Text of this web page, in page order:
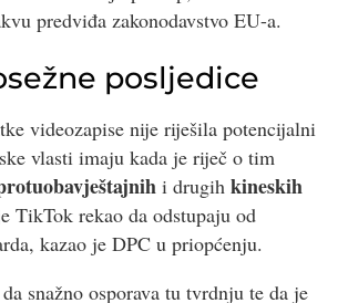
predviđa zakonodavstvo EU-a.
posljedice
videozapise nije riješila potencijalni
vlasti imaju kada je riječ o tim
i drugih kineskih
TikTok rekao da odstupaju od
kazao je DPC u priopćenju.
snažno osporava tu tvrdnju te da je